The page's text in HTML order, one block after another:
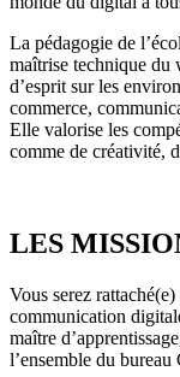
La pédagogie de
maîtrise technique du
d’esprit sur les
commerce,
Elle valorise les
comme de créativité,
LES
Vous serez
communication
maître
l’ensemble du